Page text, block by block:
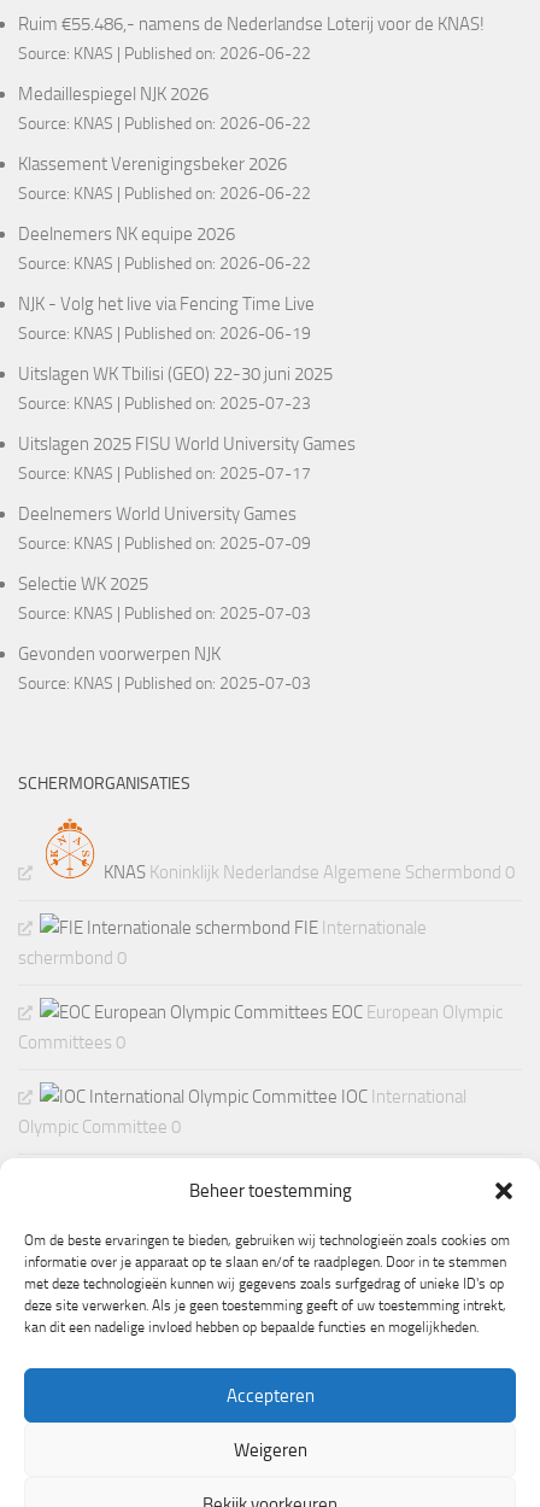
Beheer toestemming
Om de beste ervaringen te bieden, gebruiken wij technologieën zoals cookies om
informatie over je apparaat op te slaan en/of te raadplegen. Door in te stemmen
met deze technologieën kunnen wij gegevens zoals surfgedrag of unieke ID's op
deze site verwerken. Als je geen toestemming geeft of uw toestemming intrekt,
kan dit een nadelige invloed hebben op bepaalde functies en mogelijkheden.
Accepteren
Weigeren
Ruim €55.486,- namens de Nederlandse Loterij voor de KNAS!
Source: KNAS Published on: 2026-06-22
Medaillespiegel NJK 2026
Source: KNAS Published on: 2026-06-22
Klassement Verenigingsbeker 2026
Source: KNAS Published on: 2026-06-22
Deelnemers NK equipe 2026
Source: KNAS Published on: 2026-06-22
NJK - Volg het live via Fencing Time Live
Source: KNAS Published on: 2026-06-19
Uitslagen WK Tbilisi (GEO) 22-30 juni 2025
Source: KNAS Published on: 2025-07-23
Uitslagen 2025 FISU World University Games
Source: KNAS Published on: 2025-07-17
Deelnemers World University Games
Source: KNAS Published on: 2025-07-09
Selectie WK 2025
Source: KNAS Published on: 2025-07-03
Gevonden voorwerpen NJK
Source: KNAS Published on: 2025-07-03
SCHERMORGANISATIES
KNAS Koninklijk Nederlandse Algemene Schermbond 0
FIE Internationale
schermbond 0
EOC European Olympic
Committees 0
IOC International
Olympic Committee 0
- Ontworpen met de